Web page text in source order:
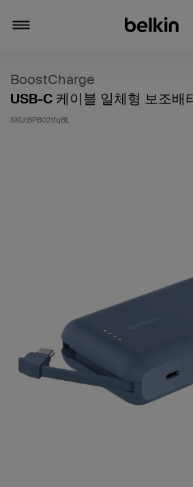
BoostCharge
USB-C 케이블 일체형 보조배
SKU:BPB021fqBL